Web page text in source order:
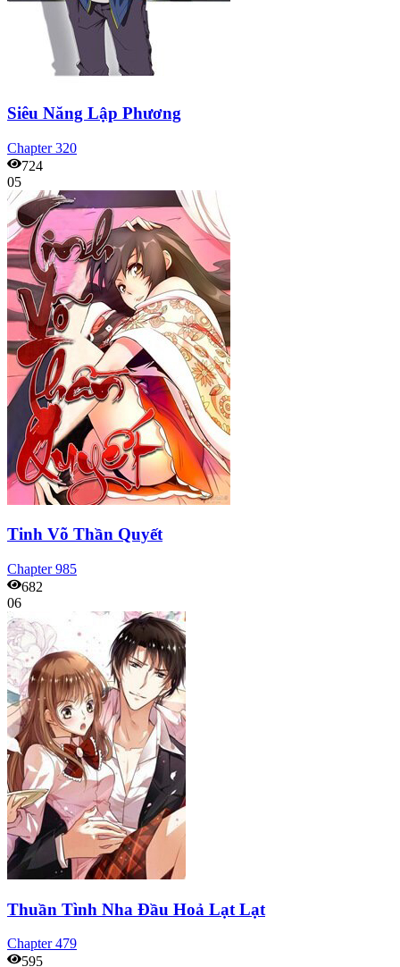
Siêu Năng Lập Phương
Chapter320
724
05
Tinh Võ Thần Quyết
Chapter985
682
06
Thuần Tình Nha Đầu Hoả Lạt Lạt
Chapter479
595